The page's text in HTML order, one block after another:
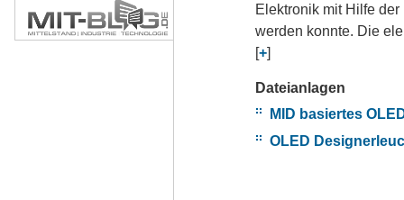
Elektronik mit Hilfe
werden konnte. Die
[+]
Dateianlagen
MID basiertes
OLED